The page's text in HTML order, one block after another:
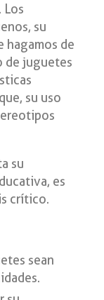
Los
su
hagamos de
de juguetes
su uso
su
es
crítico.
sean